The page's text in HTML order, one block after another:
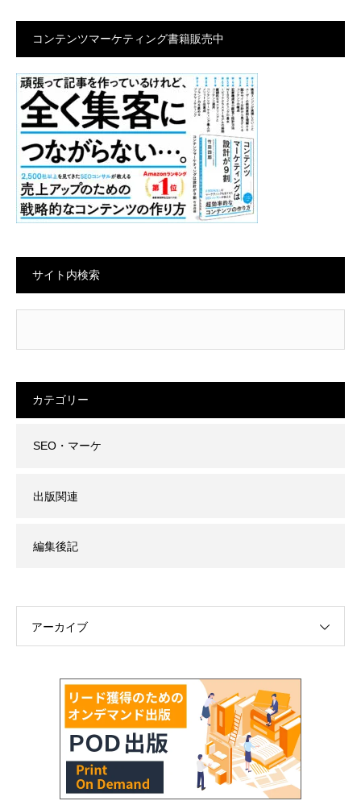
コンテンツマーケティング書籍販売中
サイト内検索
カテゴリー
SEO・マーケ
出版関連
編集後記
アーカイブ